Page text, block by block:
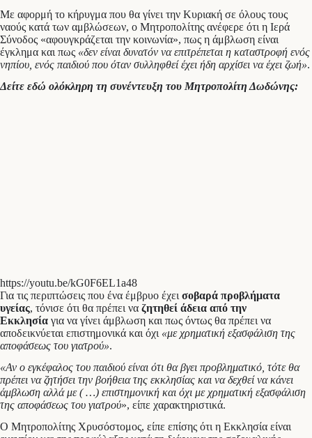
Με αφορμή το κήρυγμα που θα γίνει την Κυριακή σε όλους τους
ναούς κατά των αμβλώσεων, ο Μητροπολίτης ανέφερε ότι η Ιερά
Σύνοδος «αφουγκράζεται την κοινωνία», πως η άμβλωση είναι
έγκλημα και πως «δεν είναι δυνατόν να επιτρέπεται η καταστροφή ενός
νηπίου, ενός παιδιού που όταν συλληφθεί έχει ήδη αρχίσει να έχει ζωή».
Δείτε εδώ ολόκληρη τη συνέντευξη του Μητροπολίτη Δωδώνης:
https://youtu.be/kG0F6EL1a48
Για τις περιπτώσεις που ένα έμβρυο έχεισοβαρά προβλήματα
υγείας, τόνισε ότι θα πρέπει να ζητηθεί άδεια από την
Εκκλησία για να γίνει άμβλωση και πως όντως θα πρέπει να
αποδεικνύεται επιστημονικά και όχι «με χρηματική εξασφάλιση της
αποφάσεως του γιατρού».
«Αν ο εγκέφαλος του παιδιού είναι ότι θα βγει προβληματικό, τότε θα
πρέπει να ζητήσει την βοήθεια της εκκλησίας και να δεχθεί να κάνει
άμβλωση αλλά με ( …) επιστημονική και όχι με χρηματική εξασφάλιση
της αποφάσεως του γιατρού», είπε χαρακτηριστικά.
Ο Μητροπολίτης Χρυσόστομος, είπε επίσης ότι η Εκκλησία είναι